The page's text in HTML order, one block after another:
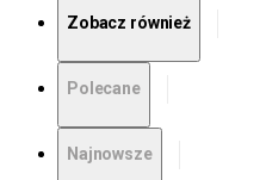
Zobacz również
Polecane
Najnowsze